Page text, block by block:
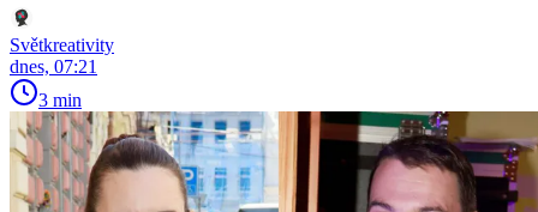
Světkreativity
dnes, 07:21
3 min